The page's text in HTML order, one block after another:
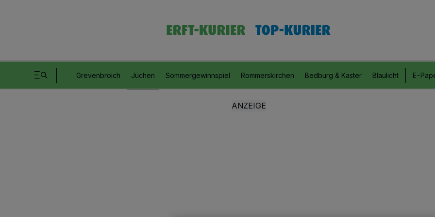
Grevenbroich Jüchen Sommergewinnspiel Rommerskirchen Bedburg & Kaster Blaulicht E-